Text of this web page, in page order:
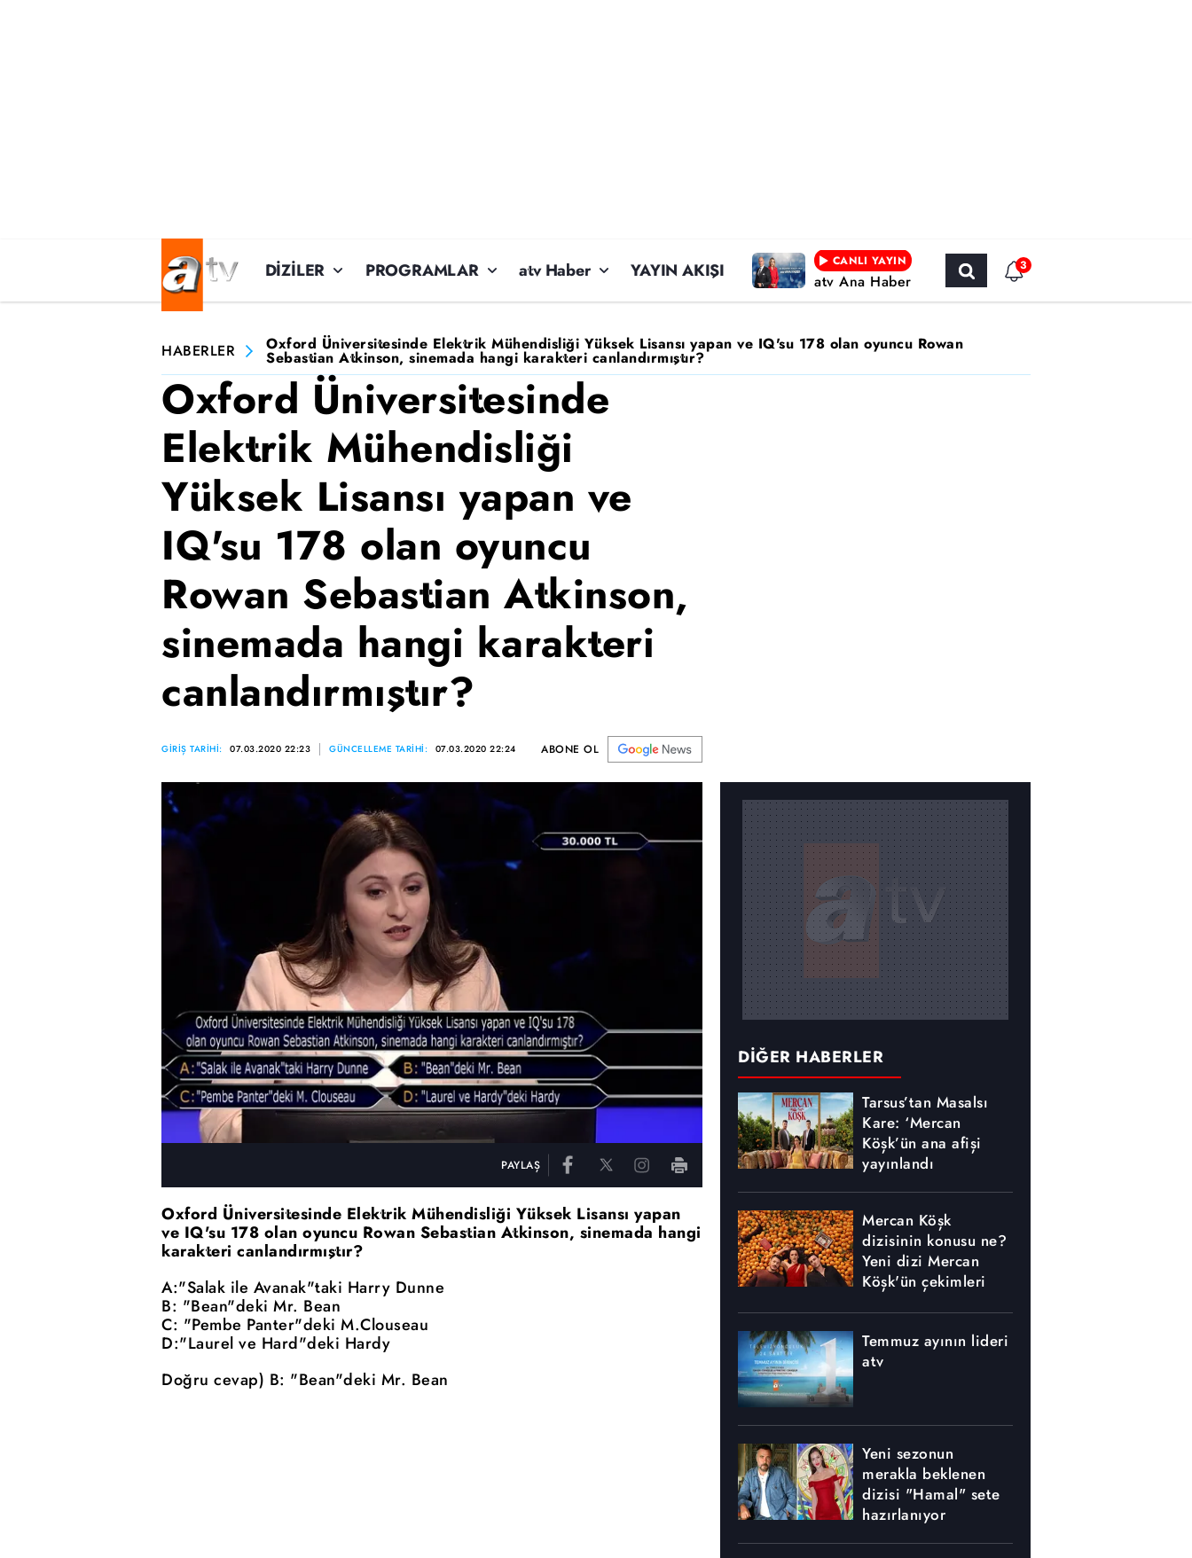
DİZİLER PROGRAMLAR atv Haber YAYIN AKIŞI CANLI YAYIN
atv Ana Haber
3
HABERLER Oxford Üniversitesinde Elektrik Mühendisliği Yüksek Lisansı yapan ve IQ'su 178 olan oyuncu Rowan
Sebastian Atkinson, sinemada hangi karakteri canlandırmıştır?
Oxford Üniversitesinde
Elektrik Mühendisliği
Yüksek Lisansı yapan ve
IQ'su 178 olan oyuncu
Rowan Sebastian Atkinson,
sinemada hangi karakteri
canlandırmıştır?
GİRİŞ TARİHİ: 07.03.2020 22:23 GÜNCELLEME TARİHİ: 07.03.2020 22:24 ABONE OL
PAYLAŞ
Oxford Üniversitesinde Elektrik Mühendisliği Yüksek Lisansı yapan
ve IQ'su 178 olan oyuncu Rowan Sebastian Atkinson, sinemada hangi
karakteri canlandırmıştır?
A:"Salak ile Avanak"taki Harry Dunne
B: "Bean"deki Mr. Bean
C: "Pembe Panter"deki M.Clouseau
D:"Laurel ve Hard"deki Hardy
Doğru cevap) B: "Bean"deki Mr. Bean
DİĞER HABERLER
Tarsus’tan Masalsı
Kare: ‘Mercan
Köşk’ün ana afişi
yayınlandı
Mercan Köşk
dizisinin konusu ne?
Yeni dizi Mercan
Köşk'ün çekimleri
Temmuz ayının lideri
atv
Yeni sezonun
merakla beklenen
dizisi "Hamal" sete
hazırlanıyor